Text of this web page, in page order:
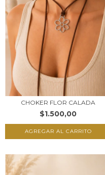
CHOKER FLOR CALADA
$1.500,00